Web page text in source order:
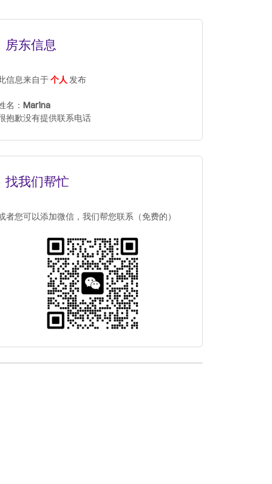
房东信息
信息来自于个人 发布
名： Marina
抱歉没有提供联系电话
找我们帮忙
者您可以添加微信，我们帮您联系（免费的）